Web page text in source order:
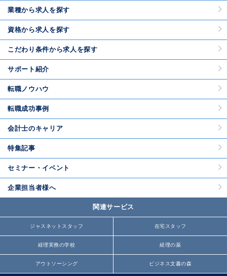
業種から求人を探す
資格から求人を探す
こだわり条件から求人を探す
サポート紹介
転職ノウハウ
転職成功事例
会計士のキャリア
特集記事
セミナー・イベント
企業担当者様へ
関連サービス
ジャスネットスタッフ 在宅スタッフ
経理実務の学校 経理の薬
アウトソーシング ビジネス文書の森